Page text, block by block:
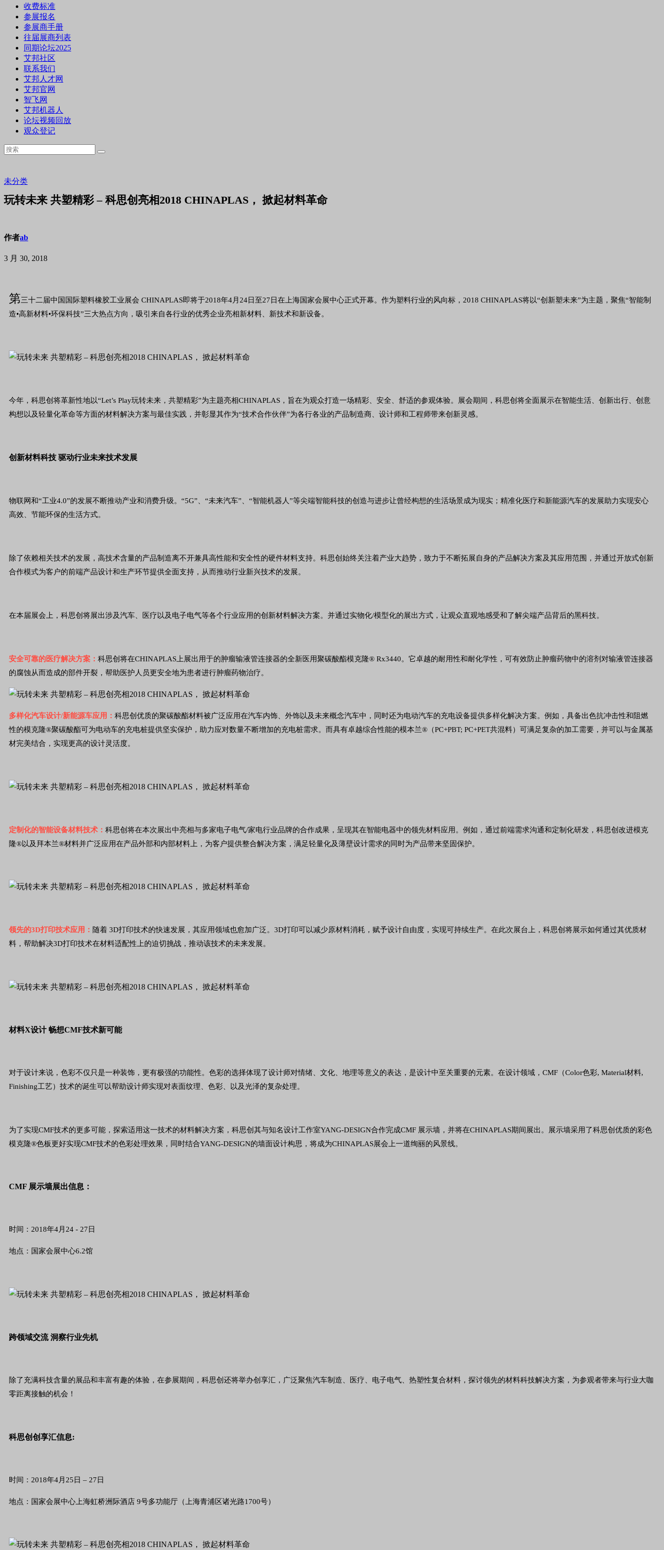
收费标准
参展报名
参展商手册
往届展商列表
同期论坛2025
艾邦社区
联系我们
艾邦人才网
艾邦官网
智飞网
艾邦机器人
论坛视频回放
观众登记
未分类
玩转未来 共塑精彩 – 科思创亮相2018 CHINAPLAS， 掀起材料革命
作者ab
3 月 30, 2018
第三十二届中国国际塑料橡胶工业展会 CHINAPLAS即将于2018年4月24日至27日在上海国家会展中心正式开幕。作为塑料行业的风向标，2018 CHINAPLAS将以“创新塑未来”为主题，聚焦“智能制
造•高新材料•环保科技”三大热点方向，吸引来自各行业的优秀企业亮相新材料、新技术和新设备。
今年，科思创将革新性地以“Let’s Play玩转未来，共塑精彩”为主题亮相CHINAPLAS，旨在为观众打造一场精彩、安全、舒适的参观体验。展会期间，科思创将全面展示在智能生活、创新出行、创意
构想以及轻量化革命等方面的材料解决方案与最佳实践，并彰显其作为“技术合作伙伴”为各行各业的产品制造商、设计师和工程师带来创新灵感。
创新材料科技 驱动行业未来技术发展
物联网和“工业4.0”的发展不断推动产业和消费升级。“5G”、“未来汽车”、“智能机器人”等尖端智能科技的创造与进步让曾经构想的生活场景成为现实；精准化医疗和新能源汽车的发展助力实现安心
高效、节能环保的生活方式。
除了依赖相关技术的发展，高技术含量的产品制造离不开兼具高性能和安全性的硬件材料支持。科思创始终关注着产业大趋势，致力于不断拓展自身的产品解决方案及其应用范围，并通过开放式创新
合作模式为客户的前端产品设计和生产环节提供全面支持，从而推动行业新兴技术的发展。
在本届展会上，科思创将展出涉及汽车、医疗以及电子电气等各个行业应用的创新材料解决方案。并通过实物化/模型化的展出方式，让观众直观地感受和了解尖端产品背后的黑科技。
安全可靠的医疗解决方案： 科思创将在CHINAPLAS上展出用于的肿瘤输液管连接器的全新医用聚碳酸酯模克隆® Rx3440。它卓越的耐用性和耐化学性，可有效防止肿瘤药物中的溶剂对输液管连接器
的腐蚀从而造成的部件开裂，帮助医护人员更安全地为患者进行肿瘤药物治疗。
多样化汽车设计/新能源车应用： 科思创优质的聚碳酸酯材料被广泛应用在汽车内饰、外饰以及未来概念汽车中，同时还为电动汽车的充电设备提供多样化解决方案。例如，具备出色抗冲击性和阻燃
性的模克隆®聚碳酸酯可为电动车的充电桩提供坚实保护，助力应对数量不断增加的充电桩需求。而具有卓越综合性能的模本兰®（PC+PBT; PC+PET共混料）可满足复杂的加工需要，并可以与金属基
材完美结合，实现更高的设计灵活度。
定制化的智能设备材料技术： 科思创将在本次展出中亮相与多家电子电气/家电行业品牌的合作成果，呈现其在智能电器中的领先材料应用。例如，通过前端需求沟通和定制化研发，科思创改进模克
隆®以及拜本兰®材料并广泛应用在产品外部和内部材料上，为客户提供整合解决方案，满足轻量化及薄壁设计需求的同时为产品带来坚固保护。
领先的3D打印技术应用： 随着 3D打印技术的快速发展，其应用领域也愈加广泛。3D打印可以减少原材料消耗，赋予设计自由度，实现可持续生产。在此次展台上，科思创将展示如何通过其优质材
料，帮助解决3D打印技术在材料适配性上的迫切挑战，推动该技术的未来发展。
材料X设计 畅想CMF技术新可能
对于设计来说，色彩不仅只是一种装饰，更有极强的功能性。色彩的选择体现了设计师对情绪、文化、地理等意义的表达，是设计中至关重要的元素。在设计领域，CMF（Color色彩, Material材料,
Finishing工艺）技术的诞生可以帮助设计师实现对表面纹理、色彩、以及光泽的复杂处理。
为了实现CMF技术的更多可能，探索适用这一技术的材料解决方案，科思创其与知名设计工作室YANG-DESIGN合作完成CMF 展示墙，并将在CHINAPLAS期间展出。展示墙采用了科思创优质的彩色
模克隆®色板更好实现CMF技术的色彩处理效果，同时结合YANG-DESIGN的墙面设计构思，将成为CHINAPLAS展会上一道绚丽的风景线。
CMF 展示墙展出信息：
时间：2018年4月24 - 27日
地点：国家会展中心6.2馆
跨领域交流 洞察行业先机
除了充满科技含量的展品和丰富有趣的体验，在参展期间，科思创还将举办创享汇，广泛聚焦汽车制造、医疗、电子电气、热塑性复合材料，探讨领先的材料科技解决方案，为参观者带来与行业大咖
零距离接触的机会！
科思创创享汇信息:
时间：2018年4月25日 – 27日
地点：国家会展中心上海虹桥洲际酒店 9号多功能厅（上海青浦区诸光路1700号）